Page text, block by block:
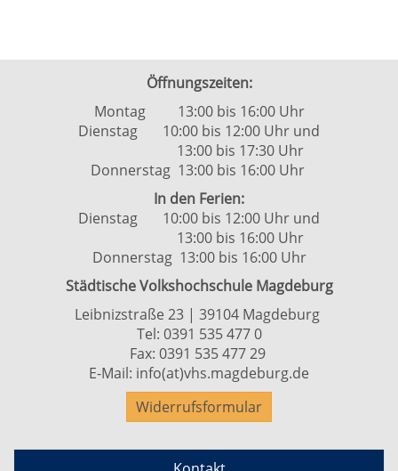
Öffnungszeiten:
Montag 13:00 bis 16:00 Uhr
Dienstag 10:00 bis 12:00 Uhr und
13:00 bis 17:30 Uhr
Donnerstag 13:00 bis 16:00 Uhr
In den Ferien:
Dienstag 10:00 bis 12:00 Uhr und
13:00 bis 16:00 Uhr
Donnerstag 13:00 bis 16:00 Uhr
Städtische Volkshochschule Magdeburg
Leibnizstraße 23 | 39104 Magdeburg
Tel: 0391 535 477 0
Fax: 0391 535 477 29
E-Mail: info(at)vhs.magdeburg.de
Widerrufsformular